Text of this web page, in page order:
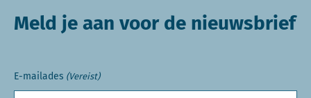
Meld je aan voor de nieuwsbrief
E-mailades (Vereist)